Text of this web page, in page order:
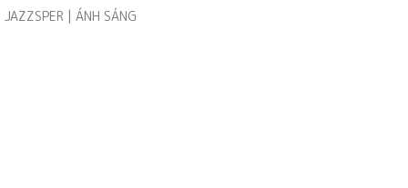
| ÁNH SÁNG